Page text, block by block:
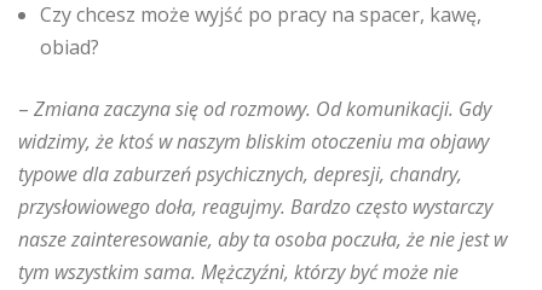
Czy chcesz może wyjść po pracy na spacer, kawę,
obiad?
– Zmiana zaczyna się od rozmowy. Od komunikacji. Gdy
widzimy, że ktoś w naszym bliskim otoczeniu ma objawy
typowe dla zaburzeń psychicznych, depresji, chandry,
przysłowiowego doła, reagujmy. Bardzo często wystarczy
nasze zainteresowanie, aby ta osoba poczuła, że nie jest w
tym wszystkim sama. Mężczyźni, którzy być może nie